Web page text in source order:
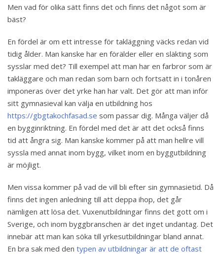
Men vad för olika sätt finns det och finns det något som är
bäst?
En fördel är om ett intresse för takläggning väcks redan vid
tidig ålder. Man kanske har en förälder eller en släkting som
sysslar med det? Till exempel att man har en farbror som är
takläggare och man redan som barn och fortsatt in i tonåren
imponeras över det yrke han har valt. Det gör att man inför
sitt gymnasieval kan välja en utbildning hos
https://gbgtakochfasad.se som passar dig. Många väljer då
en bygginriktning. En fördel med det är att det också finns
tid att ångra sig. Man kanske kommer på att man hellre vill
syssla med annat inom bygg, vilket inom en byggutbildning
är möjligt.
Men vissa kommer på vad de vill bli efter sin gymnasietid. Då
finns det ingen anledning till att deppa ihop, det går
nämligen att lösa det. Vuxenutbildningar finns det gott om i
Sverige, och inom byggbranschen är det inget undantag. Det
innebär att man kan söka till yrkesutbildningar bland annat.
En bra sak med den typen av utbildningar är att de oftast